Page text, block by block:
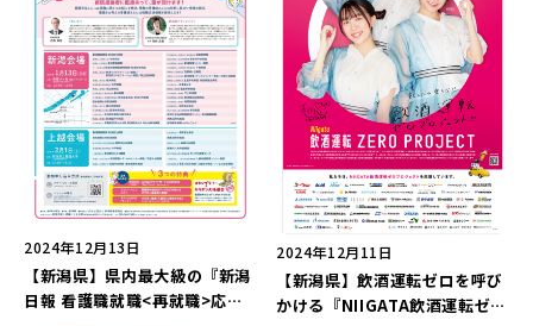
2024年12月13日
【新潟県】県内最大級の『新潟
日報 看護職就職<再就職>応援
2024年12月11日
【新潟県】飲酒運転ゼロを呼び
かける『NIIGATA飲酒運転ゼロ